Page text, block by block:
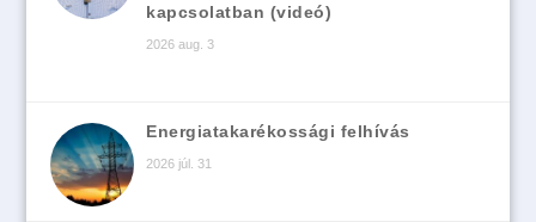
kapcsolatban (videó)
2026 aug. 3
Energiatakarékossági felhívás
2026 júl. 31